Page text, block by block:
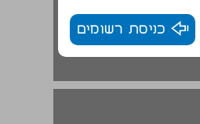
כניסת רשומים